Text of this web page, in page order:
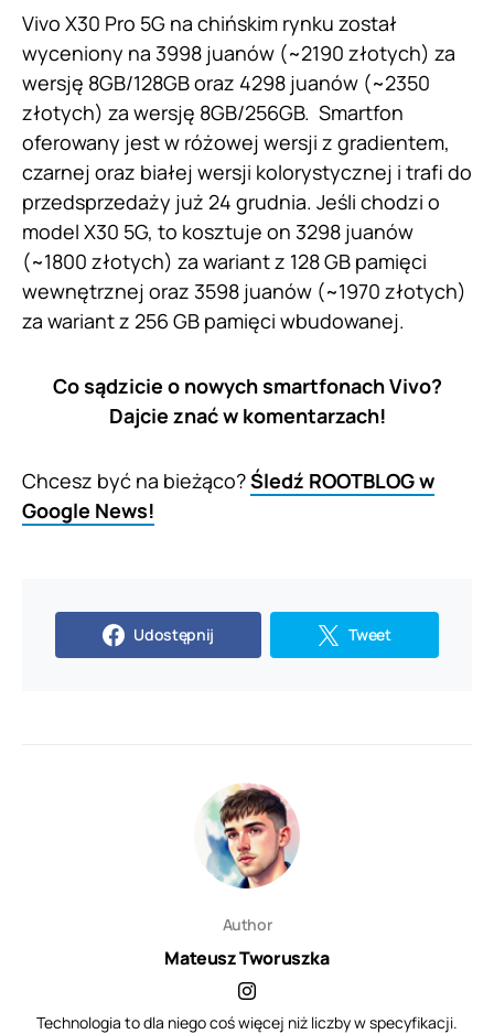
Vivo X30 Pro 5G na chińskim rynku został
wyceniony na 3998 juanów (~2190 złotych) za
wersję 8GB/128GB oraz 4298 juanów (~2350
złotych) za wersję 8GB/256GB. Smartfon
oferowany jest w różowej wersji z gradientem,
czarnej oraz białej wersji kolorystycznej i trafi do
przedsprzedaży już 24 grudnia. Jeśli chodzi o
model X30 5G, to kosztuje on 3298 juanów
(~1800 złotych) za wariant z 128 GB pamięci
wewnętrznej oraz 3598 juanów (~1970 złotych)
za wariant z 256 GB pamięci wbudowanej.
Co sądzicie o nowych smartfonach Vivo?
Dajcie znać w komentarzach!
Chcesz być na bieżąco?Śledź ROOTBLOG w
Google News!
Udostępnij Tweet
Author
Mateusz Tworuszka
Technologia to dla niego coś więcej niż liczby w specyfikacji.